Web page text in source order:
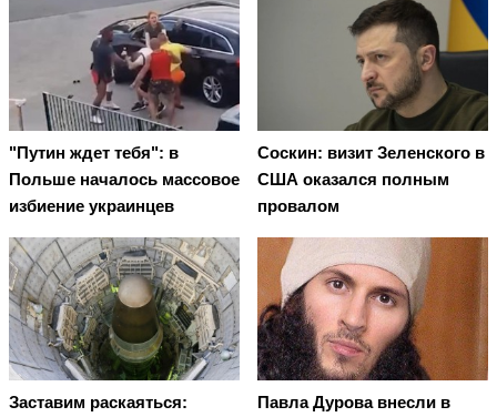
"Путин ждет тебя": в
Польше началось массовое
избиение украинцев
Соскин: визит Зеленского в
США оказался полным
провалом
Заставим раскаяться: Павла Дурова внесли в